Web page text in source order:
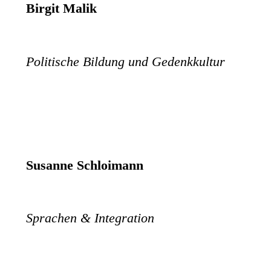
Birgit Malik
Politische Bildung und Gedenkkultur
Susanne Schloimann
Sprachen & Integration